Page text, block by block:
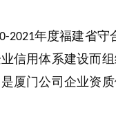
2021年度福建省守
用体系建设而
厦门公司企业资